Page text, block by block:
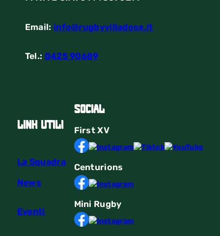
Email: info@rugbyvilladose.it
Tel.: 0425 90689
link utili
La Squadra
News
Eventi
Social
FirstXV
Centurions
Mini Rugby